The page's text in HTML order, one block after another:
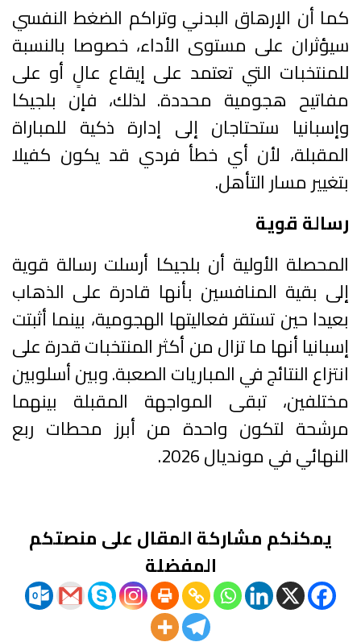
كما أن الإرهاق البدني وتراكم الضغط النفسي
سيؤثران على مستوى الأداء، خصوصا بالنسبة
للمنتخبات التي تعتمد على إيقاع عالٍ أو على
مفاتيح هجومية محددة. لذلك، فإن بلجيكا
وإسبانيا ستحتاجان إلى إدارة ذكية للمباراة
المقبلة، لأن أي خطأ فردي قد يكون كفيلا
بتغيير مسار التأهل.
رسالة قوية
المحصلة الأولية أن بلجيكا أرسلت رسالة قوية
إلى بقية المنافسين بأنها قادرة على الذهاب
بعيدا حين تستقر فعاليتها الهجومية، بينما أثبتت
إسبانيا أنها ما تزال من أكثر المنتخبات قدرة على
انتزاع النتائج في المباريات الصعبة. وبين أسلوبين
مختلفين، تبقى المواجهة المقبلة بينهما
مرشحة لتكون واحدة من أبرز محطات ربع
النهائي في مونديال 2026.
يمكنكم مشاركة المقال على منصتكم
المفضلة